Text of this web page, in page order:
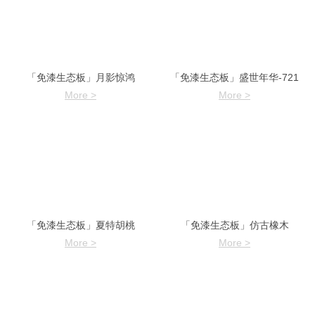
「免漆生态板」月影惊鸿
More >
「免漆生态板」盛世年华-721
More >
「免漆生态板」夏特胡桃
More >
「免漆生态板」仿古橡木
More >